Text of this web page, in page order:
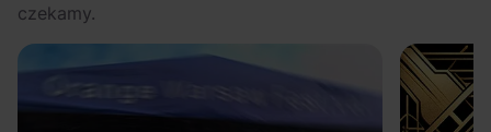
czekamy.